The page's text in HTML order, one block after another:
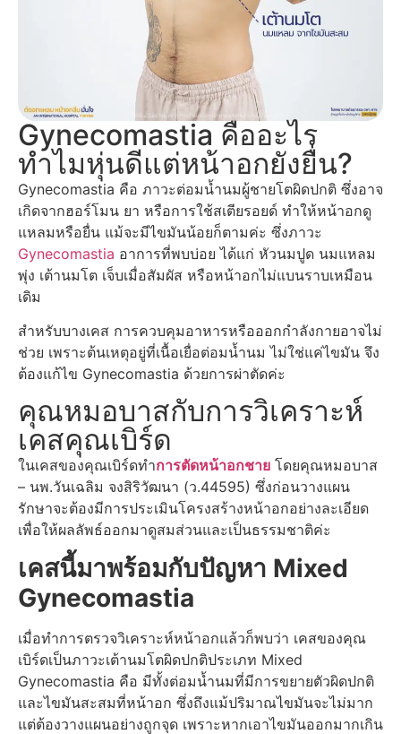
Gynecomastia คืออะไร
ทำไมหุ่นดีแต่หน้าอกยังยื่น?
Gynecomastia คือ ภาวะต่อมน้ำนมผู้ชายโตผิดปกติ ซึ่งอาจ
เกิดจากฮอร์โมน ยา หรือการใช้สเตียรอยด์ ทำให้หน้าอกดู
แหลมหรือยื่น แม้จะมีไขมันน้อยก็ตามค่ะ ซึ่งภาวะ
Gynecomastia อาการที่พบบ่อย ได้แก่ หัวนมปูด นมแหลม
พุ่ง เต้านมโต เจ็บเมื่อสัมผัส หรือหน้าอกไม่แบนราบเหมือน
เดิม
สำหรับบางเคส การควบคุมอาหารหรือออกกำลังกายอาจไม่
ช่วย เพราะต้นเหตุอยู่ที่เนื้อเยื่อต่อมน้ำนม ไม่ใช่แค่ไขมัน จึง
ต้องแก้ไข Gynecomastia ด้วยการผ่าตัดค่ะ
คุณหมอบาสกับการวิเคราะห์
เคสคุณเบิร์ด
ในเคสของคุณเบิร์ดทำการตัดหน้าอกชาย โดยคุณหมอบาส
– นพ.วันเฉลิม จงสิริวัฒนา (ว.44595) ซึ่งก่อนวางแผน
รักษาจะต้องมีการประเมินโครงสร้างหน้าอกอย่างละเอียด
เพื่อให้ผลลัพธ์ออกมาดูสมส่วนและเป็นธรรมชาติค่ะ
เคสนี้มาพร้อมกับปัญหา Mixed
Gynecomastia
เมื่อทำการตรวจวิเคราะห์หน้าอกแล้วก็พบว่า เคสของคุณ
เบิร์ดเป็นภาวะเต้านมโตผิดปกติประเภท Mixed
Gynecomastia คือ มีทั้งต่อมน้ำนมที่มีการขยายตัวผิดปกติ
และไขมันสะสมที่หน้าอก ซึ่งถึงแม้ปริมาณไขมันจะไม่มาก
แต่ต้องวางแผนอย่างถูกจุด เพราะหากเอาไขมันออกมากเกิน